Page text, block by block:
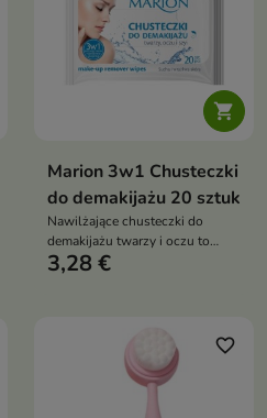

Marion 3w1 Chusteczki
do demakijażu 20 sztuk
Nawilżające chusteczki do
demakijażu twarzy i oczu to
delikatny produkt do
nawilżając i pielęgnując skórę
3,28 €
favorite_border